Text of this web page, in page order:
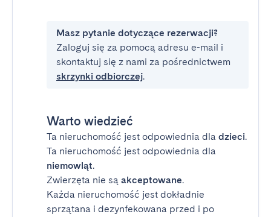
Masz pytanie dotyczące rezerwacji?
Zaloguj się za pomocą adresu e-mail i
skontaktuj się z nami za pośrednictwem
skrzynki odbiorczej.
Warto wiedzieć
Ta nieruchomość jest odpowiednia dla dzieci.
Ta nieruchomość jest odpowiednia dla
niemowląt.
Zwierzęta nie są akceptowane.
Każda nieruchomość jest dokładnie
sprzątana i dezynfekowana przed i po